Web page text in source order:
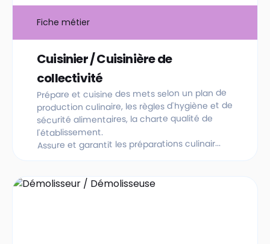
Fiche métier
Cuisinier / Cuisinière de
collectivité
Prépare et cuisine des mets selon un plan de
production culinaire, les règles d'hygiène et de
sécurité alimentaires, la charte qualité de
l'établissement.
Assure et garantit les préparations culinair...